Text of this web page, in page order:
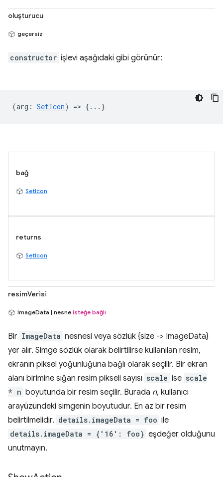
oluşturucu
geçersiz
constructor işlevi aşağıdaki gibi görünür:
(arg : SetIcon) => {...}
bağ
SetIcon
returns
SetIcon
resimVerisi
ImageData | nesne isteğe bağlı
Bir ImageData nesnesi veya sözlük {size -> ImageData}
yer alır. Simge sözlük olarak belirtilirse kullanılan resim,
ekranın piksel yoğunluğuna bağlı olarak seçilir. Bir ekran
alanı birimine sığan resim pikseli sayısı scale ise scale
* n boyutunda bir resim seçilir. Burada n, kullanıcı
arayüzündeki simgenin boyutudur. En az bir resim
belirtilmelidir. details.imageData = foo ile
details.imageData = {'16': foo} eşdeğer olduğunu
unutmayın.